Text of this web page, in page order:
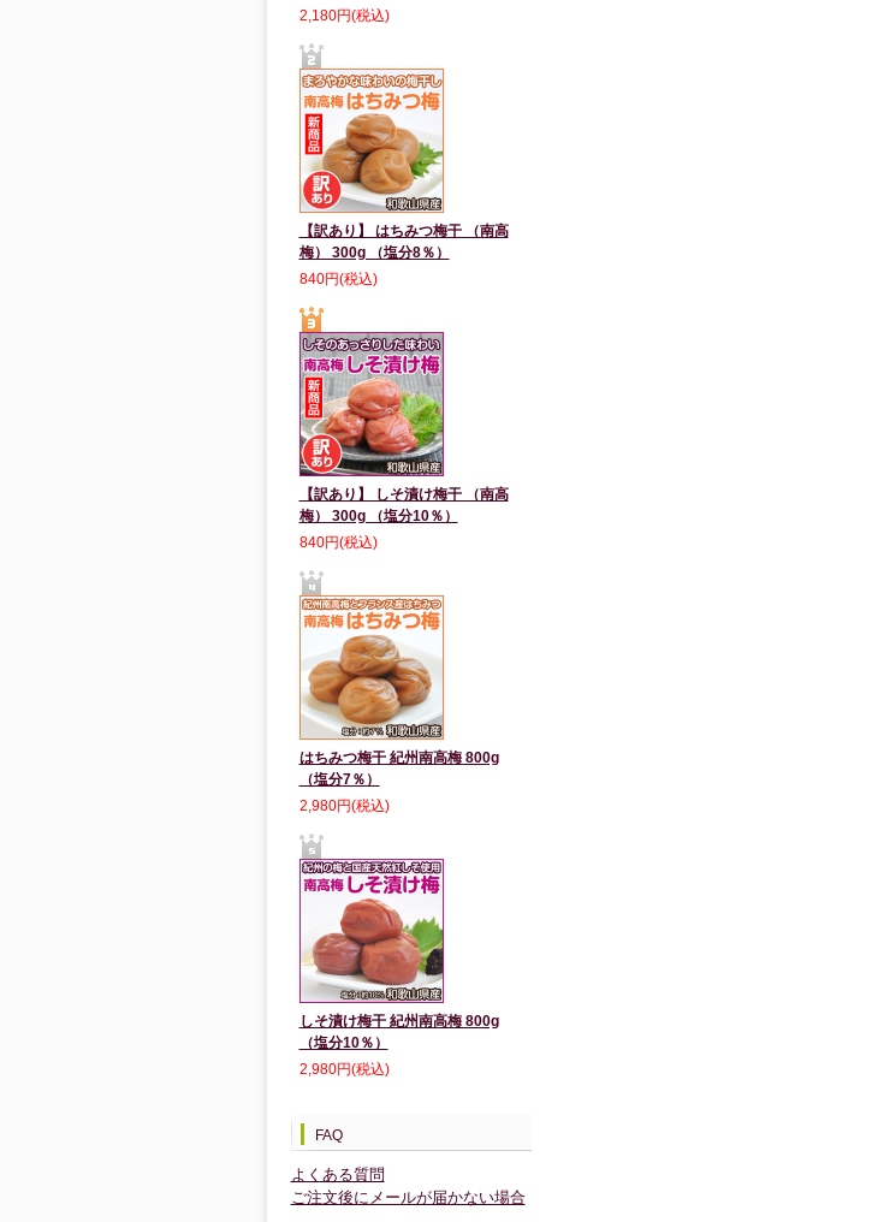
2,180円(税込)
【訳あり】 はちみつ梅干 （南高
梅） 300g （塩分8％）
840円(税込)
【訳あり】 しそ漬け梅干 （南高
梅） 300g （塩分10％）
840円(税込)
はちみつ梅干 紀州南高梅 800g
（塩分7％）
2,980円(税込)
しそ漬け梅干 紀州南高梅 800g
（塩分10％）
2,980円(税込)
FAQ
よくある質問
ご注文後にメールが届かない場合